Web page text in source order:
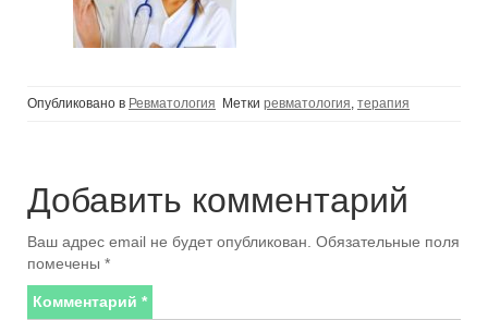
Опубликовано в Ревматология Метки ревматология, терапия
Добавить комментарий
Ваш адрес email не будет опубликован. Обязательные поля
помечены *
Комментарий *